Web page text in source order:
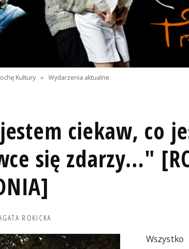
Kultury » Wydarzenia aktualne
ciekaw, co
się zdarzy..."
ROKICKA